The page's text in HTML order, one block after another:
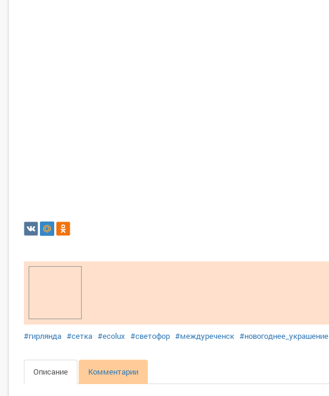
#гирлянда #сетка #ecolux #светофор #междуреченск #новогоднее_украшение
Описание Комментарии